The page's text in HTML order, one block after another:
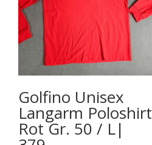
Golfino Unisex
Langarm Poloshirt
Rot Gr. 50 / L|